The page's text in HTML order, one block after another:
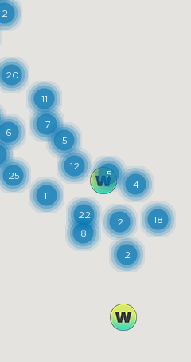
22
12
8
25
6
5
11
7
2
20
11
2
2
5
18
4